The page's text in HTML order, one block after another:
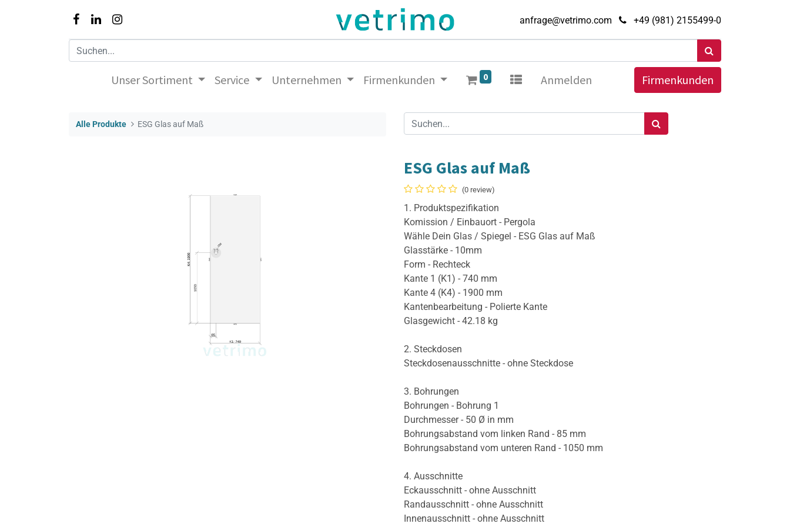
anfrage@vetrimo.com +49 (981) 2155499-0
Unser Sortiment Service Unternehmen Firmenkunden 0 Anmelden Firmenkunden
Alle Produkte ESG Glas auf Maß
ESG Glas auf Maß
(0 review)
1. Produktspezifikation
Komission / Einbauort - Pergola
Wähle Dein Glas / Spiegel - ESG Glas auf Maß
Glasstärke - 10mm
Form - Rechteck
Kante 1 (K1) - 740 mm
Kante 4 (K4) - 1900 mm
Kantenbearbeitung - Polierte Kante
Glasgewicht - 42.18 kg
2. Steckdosen
Steckdosenausschnitte - ohne Steckdose
3. Bohrungen
Bohrungen - Bohrung 1
Durchmesser - 50 Ø in mm
Bohrungsabstand vom linken Rand - 85 mm
Bohrungsabstand vom unteren Rand - 1050 mm
4. Ausschnitte
Eckausschnitt - ohne Ausschnitt
Randausschnitt - ohne Ausschnitt
Innenausschnitt - ohne Ausschnitt